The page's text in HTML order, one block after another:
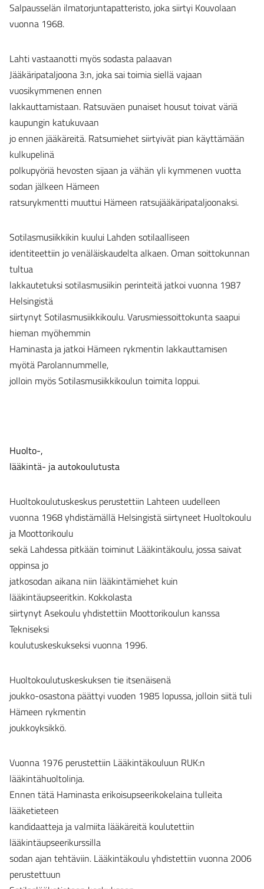
Salpausselän ilmatorjuntapatteristo, joka siirtyi Kouvolaan
vuonna 1968.
Lahti vastaanotti myös sodasta palaavan
Jääkäripataljoona 3:n, joka sai toimia siellä vajaan
vuosikymmenen ennen
lakkauttamistaan. Ratsuväen punaiset housut toivat väriä
kaupungin katukuvaan
jo ennen jääkäreitä. Ratsumiehet siirtyivät pian käyttämään
kulkupelinä
polkupyöriä hevosten sijaan ja vähän yli kymmenen vuotta
sodan jälkeen Hämeen
ratsurykmentti muuttui Hämeen ratsujääkäripataljoonaksi.
Sotilasmusiikkikin kuului Lahden sotilaalliseen
identiteettiin jo venäläiskaudelta alkaen. Oman soittokunnan
tultua
lakkautetuksi sotilasmusiikin perinteitä jatkoi vuonna 1987
Helsingistä
siirtynyt Sotilasmusiikkikoulu. Varusmiessoittokunta saapui
hieman myöhemmin
Haminasta ja jatkoi Hämeen rykmentin lakkauttamisen
myötä Parolannummelle,
jolloin myös Sotilasmusiikkikoulun toimita loppui.
Huolto-,
lääkintä- ja autokoulutusta
Huoltokoulutuskeskus perustettiin Lahteen uudelleen
vuonna 1968 yhdistämällä Helsingistä siirtyneet Huoltokoulu
ja Moottorikoulu
sekä Lahdessa pitkään toiminut Lääkintäkoulu, jossa saivat
oppinsa jo
jatkosodan aikana niin lääkintämiehet kuin
lääkintäupseeritkin. Kokkolasta
siirtynyt Asekoulu yhdistettiin Moottorikoulun kanssa
Tekniseksi
koulutuskeskukseksi vuonna 1996.
Huoltokoulutuskeskuksen tie itsenäisenä
joukko-osastona päättyi vuoden 1985 lopussa, jolloin siitä tuli
Hämeen rykmentin
joukkoyksikkö.
Vuonna 1976 perustettiin Lääkintäkouluun RUK:n
lääkintähuoltolinja.
Ennen tätä Haminasta erikoisupseerikokelaina tulleita
lääketieteen
kandidaatteja ja valmiita lääkäreitä koulutettiin
lääkintäupseerikurssilla
sodan ajan tehtäviin. Lääkintäkoulu yhdistettiin vuonna 2006
perustettuun